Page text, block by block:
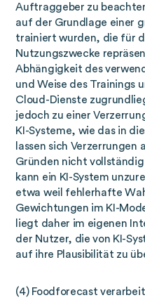
Auftraggeber zu
auf der Grundlage einer
trainiert wurden, die für
Nutzungszwecke
Abhängigkeit des
und Weise des Trainings
Cloud-Dienste
jedoch zu einer
KI-Systeme, wie das in
lassen sich
Gründen nicht
kann ein KI-System
etwa weil fehlerhafte
Gewichtungen im KI-
liegt daher im eigenen
der Nutzer, die von KI-
auf ihre Plausibilität zu
(4) Foodforecast